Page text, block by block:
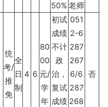
50% 老师
统
考/
推
免
全
日
制
4 6
80
00
元/
学
年
初试
成绩
不计
政
治，
复试
成绩
051
2-6
287
267
6/6
287
268
否